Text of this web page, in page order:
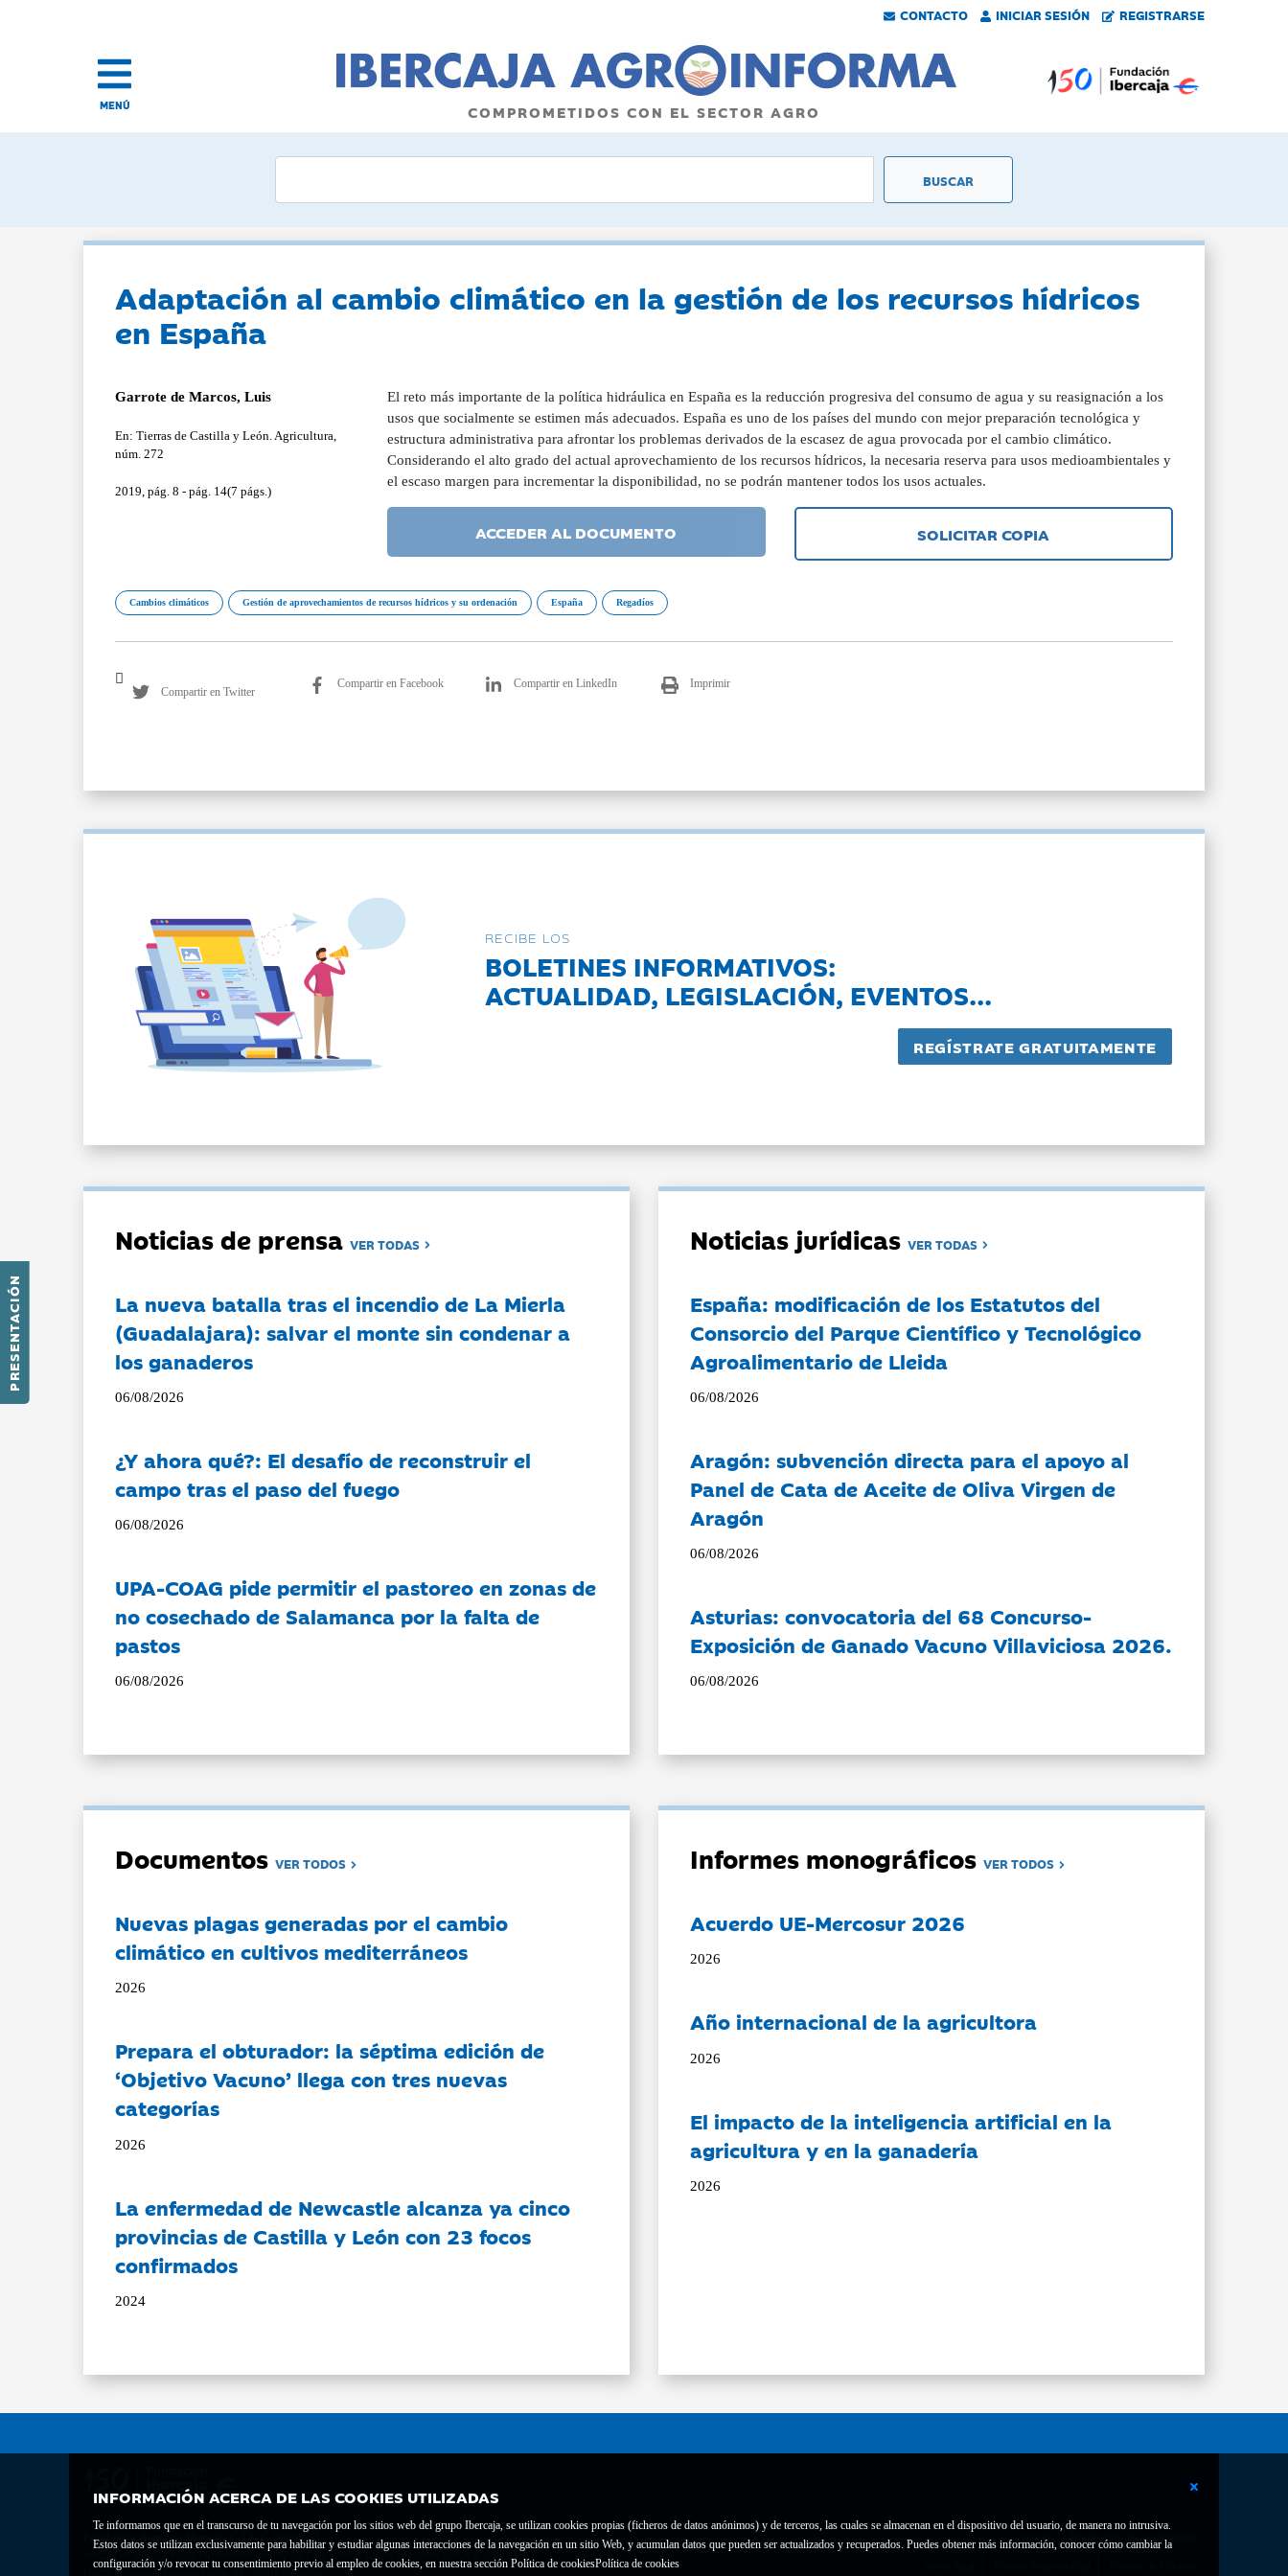
CONTACTO INICIAR SESIÓN REGISTRARSE
PRESENTACIÓN
MENÚ COMPROMETIDOS CON EL SECTOR AGRO
INFORMACIÓN ACERCA DE LAS COOKIES UTILIZADAS
Te informamos que en el transcurso de tu navegación por los sitios web del grupo Ibercaja, se utilizan cookies propias (ficheros de datos anónimos) y de terceros, las cuales se almacenan en el dispositivo del usuario, de manera no intrusiva.
Estos datos se utilizan exclusivamente para habilitar y estudiar algunas interacciones de la navegación en un sitio Web, y acumulan datos que pueden ser actualizados y recuperados. Puedes obtener más información, conocer cómo cambiar la
configuración y/o revocar tu consentimiento previo al empleo de cookies, en nuestra sección Política de cookiesPolítica de cookies
Adaptación al cambio climático en la gestión de los recursos hídricos
en España
Garrote de Marcos, Luis
En: Tierras de Castilla y León. Agricultura,
núm. 272
2019, pág. 8 - pág. 14(7 págs.)
El reto más importante de la política hidráulica en España es la reducción progresiva del consumo de agua y su reasignación a los
usos que socialmente se estimen más adecuados. España es uno de los países del mundo con mejor preparación tecnológica y
estructura administrativa para afrontar los problemas derivados de la escasez de agua provocada por el cambio climático.
Considerando el alto grado del actual aprovechamiento de los recursos hídricos, la necesaria reserva para usos medioambientales y
el escaso margen para incrementar la disponibilidad, no se podrán mantener todos los usos actuales.
ACCEDER AL DOCUMENTO SOLICITAR COPIA
Cambios climáticos Gestión de aprovechamientos de recursos hídricos y su ordenación España Regadíos
Compartir en Twitter
Compartir en Facebook Compartir en LinkedIn Imprimir
RECIBE LOS
BOLETINES INFORMATIVOS:
ACTUALIDAD, LEGISLACIÓN, EVENTOS...
Noticias de prensaVER TODAS
La nueva batalla tras el incendio de La Mierla
(Guadalajara): salvar el monte sin condenar a
los ganaderos
06/08/2026
¿Y ahora qué?: El desafío de reconstruir el
campo tras el paso del fuego
06/08/2026
UPA-COAG pide permitir el pastoreo en zonas de
no cosechado de Salamanca por la falta de
pastos
06/08/2026
Noticias jurídicasVER TODAS
España: modificación de los Estatutos del
Consorcio del Parque Científico y Tecnológico
Agroalimentario de Lleida
06/08/2026
Aragón: subvención directa para el apoyo al
Panel de Cata de Aceite de Oliva Virgen de
Aragón
06/08/2026
Asturias: convocatoria del 68 Concurso-
Exposición de Ganado Vacuno Villaviciosa 2026.
06/08/2026
DocumentosVER TODOS
Nuevas plagas generadas por el cambio
climático en cultivos mediterráneos
2026
Prepara el obturador: la séptima edición de
‘Objetivo Vacuno’ llega con tres nuevas
categorías
2026
La enfermedad de Newcastle alcanza ya cinco
provincias de Castilla y León con 23 focos
confirmados
2024
Informes monográficosVER TODOS
Acuerdo UE-Mercosur 2026
2026
Año internacional de la agricultora
2026
El impacto de la inteligencia artificial en la
agricultura y en la ganadería
2026
Fundación Bancaria Ibercaja C.I.F. G-50000652.
Inscrita en el Registro de Fundaciones del Mº de Educación, Cultura y Deporte con el nº 1689.
Domicilio social: Joaquín Costa, 13. 50001 Zaragoza.
Contacto Declaración de accesibilidad